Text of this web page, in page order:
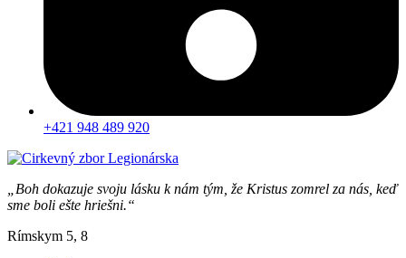
+421 948 489 920
„Boh dokazuje svoju lásku k nám tým, že Kristus zomrel za nás, keď
sme boli ešte hriešni.“
Rímskym 5, 8